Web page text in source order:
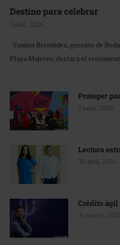
Destino para celebrar
3 julio, 2026
Yamina Bermúdez, gerente de
Playa Mujeres, destaca el
Proteger
2 junio, 2026
Lectura
30 abril, 2026
Crédito ágil
31 marzo,